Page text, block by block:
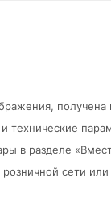
технические
в разделе
сети или